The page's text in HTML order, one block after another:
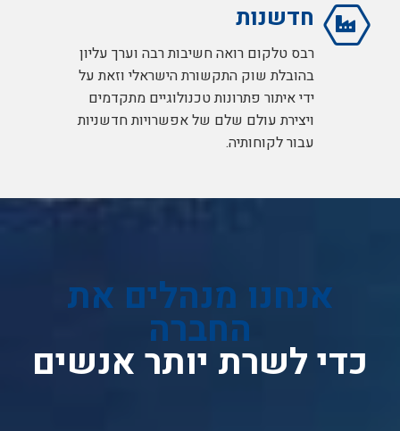
רבס טלקום זכתה בפרויקט משטרת ישראל היוקרתי וסיפקה
עשרות ארונות 44U וארונות 44U מחולקים
חדשנות
רבס טלקום רואה חשיבות רבה וערך עליון
בהובלת שוק התקשורת הישראלי וזאת על
ידי איתור פתרונות טכנולוגיים מתקדמים
ויצירת עולם שלם של אפשרויות חדשניות
עבור לקוחותיה.
אנחנו מנהלים את
החברה
כדי לשרת יותר אנשים